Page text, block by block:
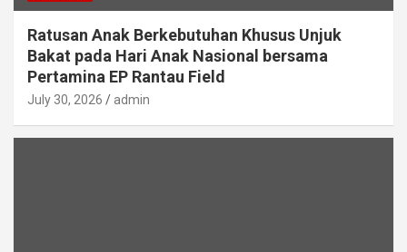
Ratusan Anak Berkebutuhan Khusus Unjuk
Bakat pada Hari Anak Nasional bersama
Pertamina EP Rantau Field
July 30, 2026 admin